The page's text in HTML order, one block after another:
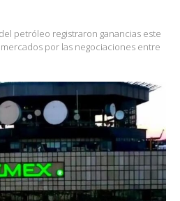
petróleo registraron ganancias este
por las negociaciones entre